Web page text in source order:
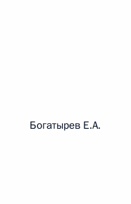
Богатырев Е.А.